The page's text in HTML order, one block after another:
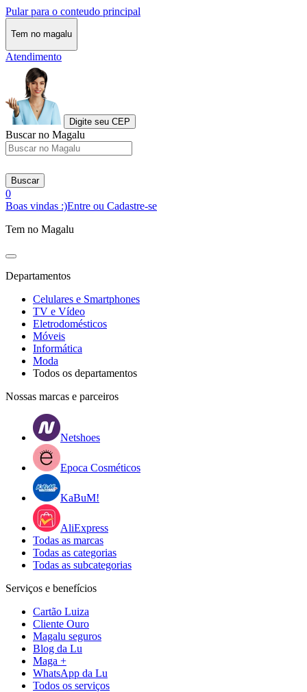
Pular para o conteudo principal
Tem no magalu
Atendimento
Digite seu CEP
Buscar no Magalu
Buscar
0
Boas vindas :)Entre ou Cadastre-se
Tem no Magalu
Departamentos
Celulares e Smartphones
TV e Vídeo
Eletrodomésticos
Móveis
Informática
Moda
Todos os departamentos
Nossas marcas e parceiros
Netshoes
Epoca Cosméticos
KaBuM!
AliExpress
Todas as marcas
Todas as categorias
Todas as subcategorias
Serviços e benefícios
Cartão Luiza
Cliente Ouro
Magalu seguros
Blog da Lu
Maga +
WhatsApp da Lu
Todos os serviços